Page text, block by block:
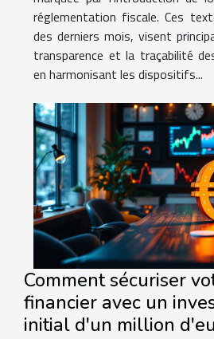
réglementation fiscale. Ces
des derniers mois, visent
transparence et la traçabilité
en harmonisant les dispositifs...
Comment sécuriser
financier avec un
initial d'un million